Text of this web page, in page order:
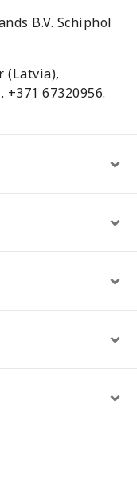
B.V. Schiphol
(Latvia),
67320956.